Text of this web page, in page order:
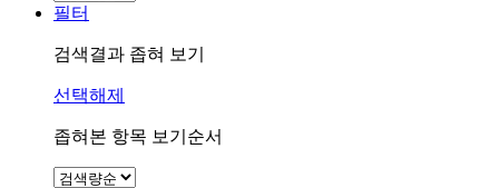
필터
검색결과 좁혀 보기
선택해제
좁혀본 항목 보기순서